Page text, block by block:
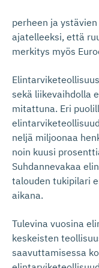
perheen ja
ajatelleeksi, että
merkitys myös
sekä liikevaihdolla
mitattuna. Eri
neljä miljoonaa
noin kuusi
Suhdannevakaa
talouden tukipilari
aikana.
Tulevina vuosina
keskeisten
saavuttamisessa